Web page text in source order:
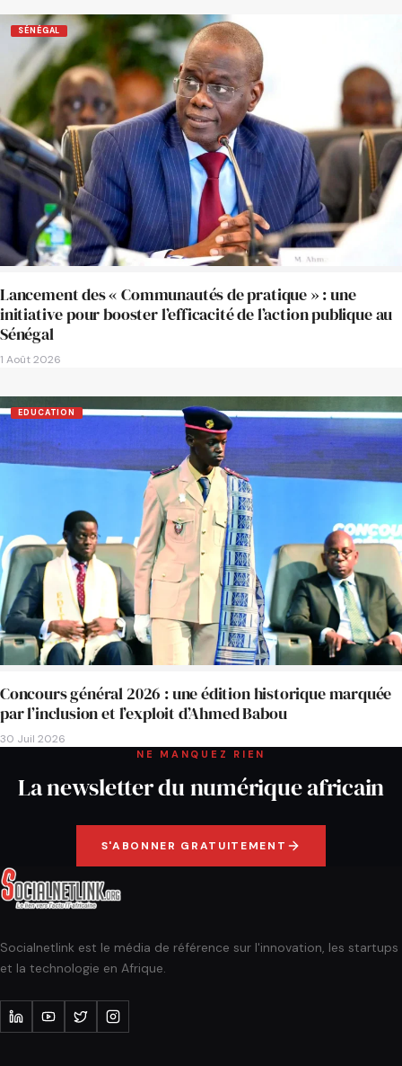
SÉNÉGAL
Lancement des « Communautés de pratique » : une
initiative pour booster l’efficacité de l’action publique au
Sénégal
1 Août 2026
EDUCATION
Concours général 2026 : une édition historique marquée
par l’inclusion et l’exploit d’Ahmed Babou
30 Juil 2026
NE MANQUEZ RIEN
La newsletter du numérique africain
S'ABONNER GRATUITEMENT
Socialnetlink est le média de référence sur l'innovation, les startups
et la technologie en Afrique.